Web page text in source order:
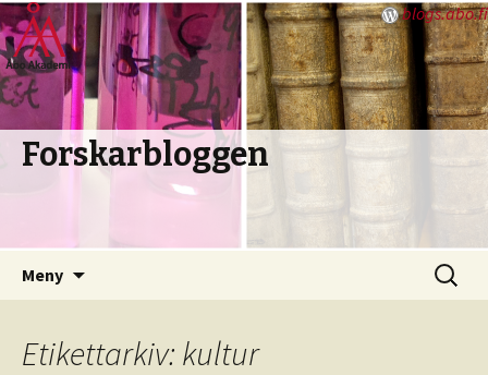
blogs.abo.fi
Forskarbloggen
Meny
Sök
efter:
Etikettarkiv: kultur